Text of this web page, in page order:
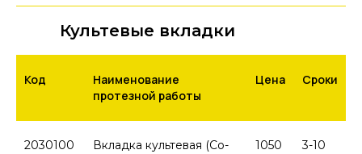
Культевые вкладки
Код
Наименование
протезной работы
Цена Сроки
2030100
Вкладка культевая (Co-
1050
3-10